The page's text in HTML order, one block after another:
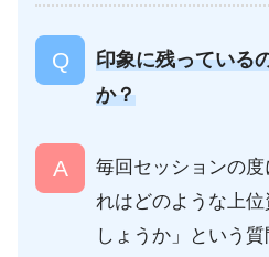
印象に残っている
か？
毎回セッションの
れはどのような上
しょうか」という